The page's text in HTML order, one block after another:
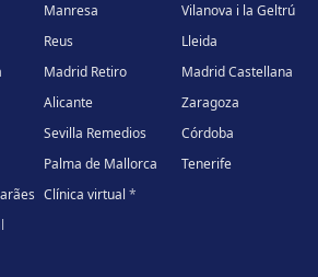
Manresa Vilanova i la Geltrú
Reus Lleida
Madrid Retiro Madrid Castellana
Alicante Zaragoza
Sevilla Remedios Córdoba
Palma de Mallorca Tenerife
Clínica virtual *